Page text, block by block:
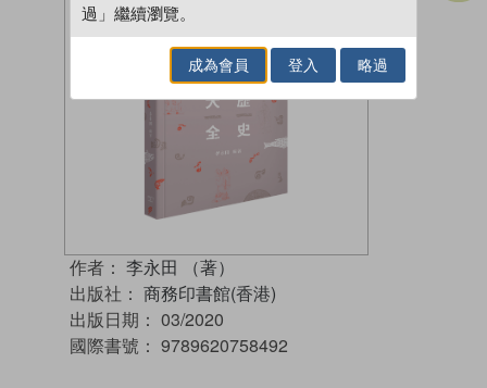
作者： 李永田 （著）
出版社： 商務印書館(香港)
出版日期： 03/2020
國際書號： 9789620758492
過」繼續瀏覽。
成為會員 登入 略過